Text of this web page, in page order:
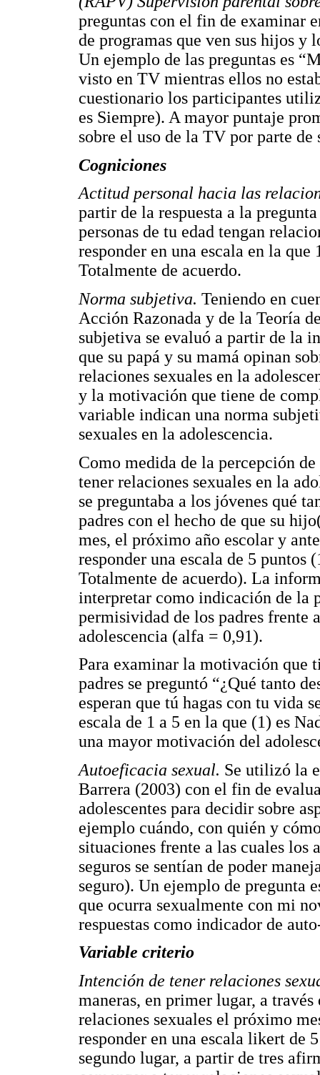
preguntas con el fin de examinar
de programas que ven sus hijos y
Un ejemplo de las preguntas es
visto en TV mientras ellos no
cuestionario los participantes
es Siempre). A mayor puntaje
sobre el uso de la TV por parte de
Cogniciones
Actitud personal hacia las
partir de la respuesta a la
personas de tu edad tengan
responder en una escala en la
Totalmente de acuerdo.
Norma subjetiva. Teniendo en
Acción Razonada y de la Teoría
subjetiva se evaluó a partir de la
que su papá y su mamá opinan
relaciones sexuales en la
y la motivación que tiene de
variable indican una norma
sexuales en la adolescencia.
Como medida de la percepción
tener relaciones sexuales en la
se preguntaba a los jóvenes qué
padres con el hecho de que su
mes, el próximo año escolar y
responder una escala de 5 puntos
Totalmente de acuerdo). La
interpretar como indicación de la
permisividad de los padres frente
adolescencia (alfa = 0,91).
Para examinar la motivación que
padres se preguntó “¿Qué tanto
esperan que tú hagas con tu vida
escala de 1 a 5 en la que (1) es
una mayor motivación del
Autoeficacia sexual. Se utilizó la
Barrera (2003) con el fin de
adolescentes para decidir sobre
ejemplo cuándo, con quién y
situaciones frente a las cuales los
seguros se sentían de poder
seguro). Un ejemplo de pregunta
que ocurra sexualmente con mi
respuestas como indicador de
Variable criterio
Intención de tener relaciones
maneras, en primer lugar, a
relaciones sexuales el próximo
responder en una escala likert de
segundo lugar, a partir de tres